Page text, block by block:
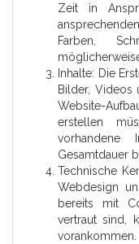
Zeit in
Farben,
Inhalte: Die
Bilder, Videos
Website-
erstellen
vorhandene
Gesamtdauer
Technische
Webdesign
bereits mit
vertraut sind,